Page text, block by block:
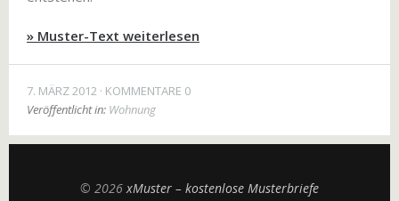
» Muster-Text weiterlesen
7. MÄRZ 2012 KOMMENTARE 0
Veröffentlicht in: Wohnung
© 2026xMuster – kostenlose Musterbriefe